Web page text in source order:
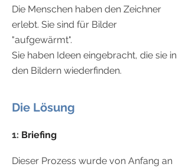
Die Menschen haben den Zeichner
erlebt. Sie sind für Bilder
"aufgewärmt".
Sie haben Ideen eingebracht, die sie in
den Bildern wiederfinden.
Die Lösung
1: Briefing
Dieser Prozess wurde von Anfang an